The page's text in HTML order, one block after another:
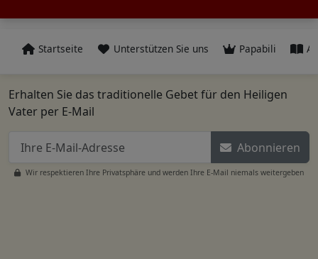
Startseite Unterstützen Sie uns Papabili
Erhalten Sie das traditionelle Gebet für den Heiligen
Vater per E-Mail
Abonnieren
Wir respektieren Ihre Privatsphäre und werden Ihre E-Mail niemals weitergeben